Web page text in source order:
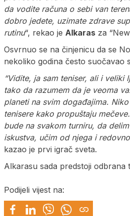
da vodite računa o sebi van
dobro jedete, uzimate zdrave
rutinu“, rekao je Alkaras za
Osvrnuo se na činjenicu da se
nekoliko godina često suočavao
“Vidite, ja sam teniser, ali i veliki
tako da razumem da je veoma
planeti na svim događajima.
tenisere kako propuštaju
bude na svakom turniru, da
iskustva, učim od njega i
kazao je prvi igrač sveta.
Alkarasu sada predstoji odbrana
Podijeli vijest na: